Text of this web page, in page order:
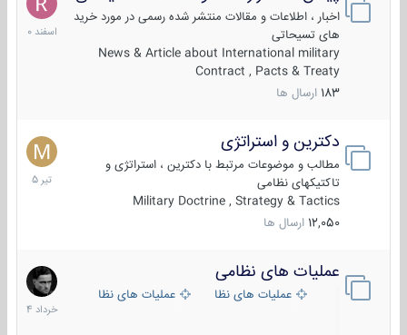
اخبار ، اطلاعات و مقالات منتشر شده رسمی در مورد خرید
های تسیحاتی
News & Article about International military
Contract , Pacts & Treaty
183 ارسال ها
اسفند
1400
دکترین و استراتژی
مطالب و موضوعات مرتبط با دکترین ، استراتژی و
تاکتیکهای نظامی
Military Doctrine , Strategy & Tactics
12,050 ارسال ها
27
تیر
1405
عملیات های نظامی
عملیات های نظامی ایرانعملیات های نظامی خارجی
5
خرداد
1404